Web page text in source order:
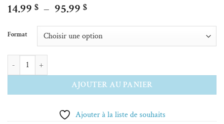
14.99 $ – 95.99 $Plage
prix :
14.99 $
Format
quantité de Crème visage sans odeur
AJOUTER AU PANIER
Alternative:
Ajouter à la liste de souhaits